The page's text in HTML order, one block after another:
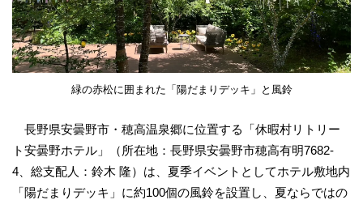
緑の赤松に囲まれた「陽だまりデッキ」と風鈴
長野県安曇野市・穂高温泉郷に位置する「休暇村リトリー
ト安曇野ホテル」（所在地：長野県安曇野市穂高有明7682-
4、総支配人：鈴木 隆）は、夏季イベントとしてホテル敷地内
「陽だまりデッキ」に約100個の風鈴を設置し、夏ならではの